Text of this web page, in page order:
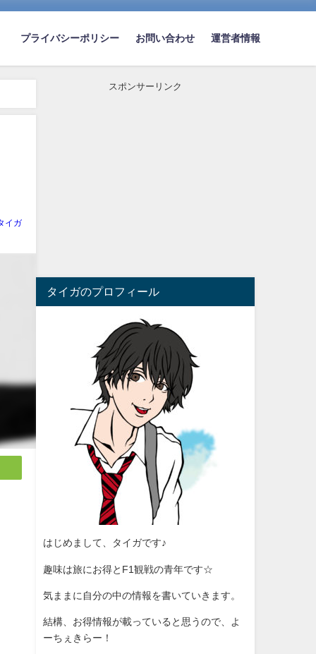
プライバシーポリシー お問い合わせ 運営者情報
イガ
スポンサーリンク
タイガのプロフィール
はじめまして、タイガです♪
趣味は旅にお得とF1観戦の青年です☆
気ままに自分の中の情報を書いていきます。
結構、お得情報が載っていると思うので、よ
ーちぇきらー！